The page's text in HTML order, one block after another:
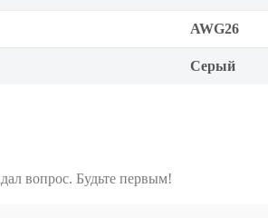
AWG26
Серый
вопрос. Будьте первым!